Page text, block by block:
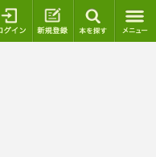
ログイン 新規登録